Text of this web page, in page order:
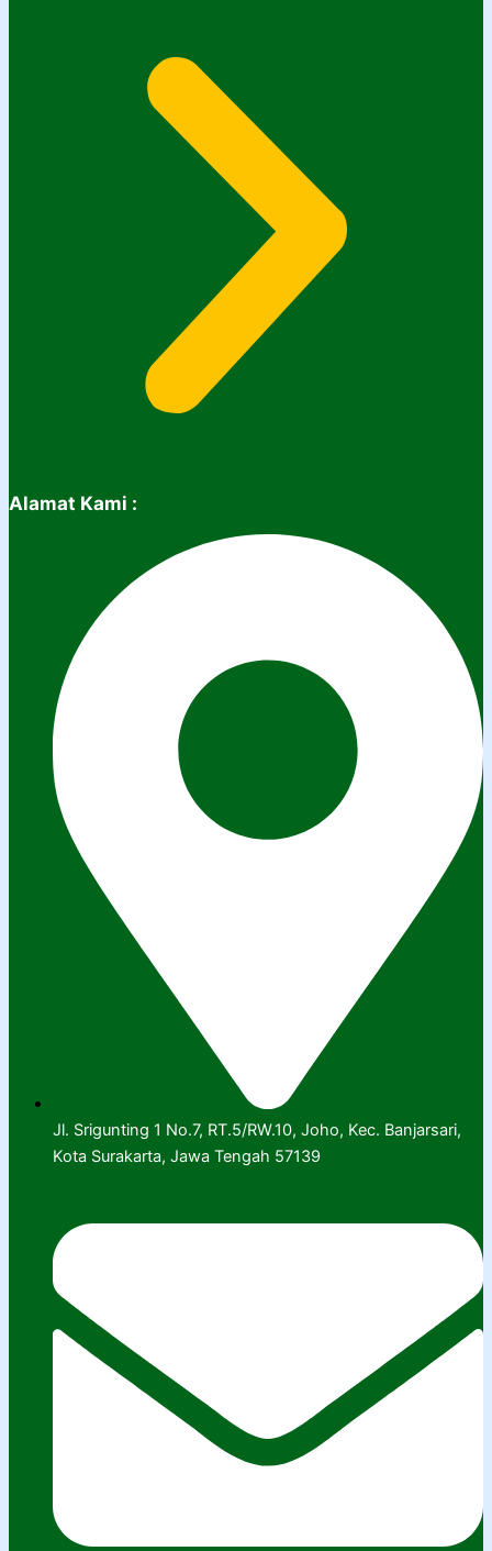
Alamat Kami :
Jl. Srigunting 1 No.7, RT.5/RW.10, Joho, Kec. Banjarsari,
Kota Surakarta, Jawa Tengah 57139